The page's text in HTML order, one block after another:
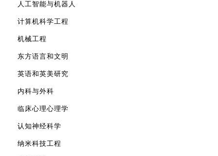
人工智能与机器人
计算机科学工程
机械工程
东方语言和文明
英语和英美研究
内科与外科
临床心理心理学
认知神经科学
纳米科技工程